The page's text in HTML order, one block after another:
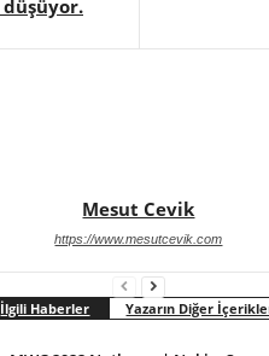
Mesut Cevik
https://www.mesutcevik.com
İlgili Haberler Yazarın Diğer